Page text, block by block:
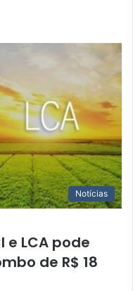
Notícias
e LCA pode
de R$ 18